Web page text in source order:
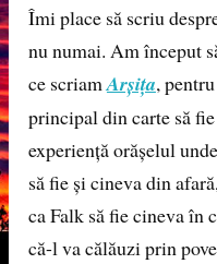
Îmi place să scriu
nu numai. Am început
ce scriamArșița,
principal din carte să
experiență orășelul
să fie și cineva din
ca Falk să fie cineva în
că-l va călăuzi prin